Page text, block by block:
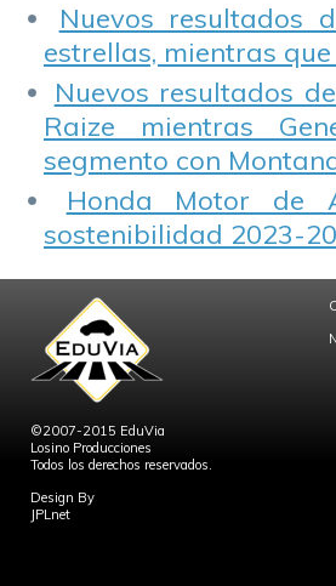
Nuevos resultados
estrellas, mientras
Nuevos resultados
Raize mientras
segmento con
Honda Motor de
sostenibilidad 2023-
©2007-2015 EduVia
Losino Producciones
Todos los derechos reservados.
Design By
JPLnet